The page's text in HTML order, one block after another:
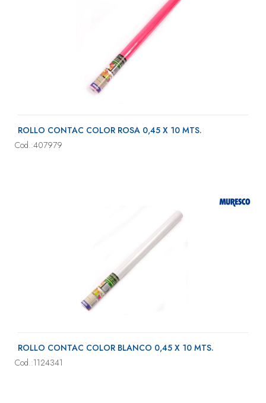
ROLLO CONTAC COLOR ROSA 0,45 X 10 MTS.
Cod.:407979
ROLLO CONTAC COLOR BLANCO 0,45 X 10 MTS.
Cod.:1124341